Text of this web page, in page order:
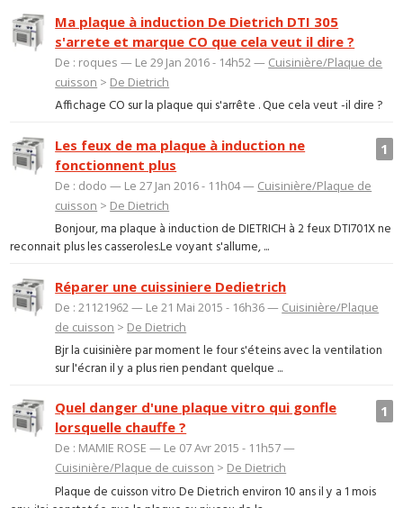
Ma plaque à induction De Dietrich DTI 305
s'arrete et marque CO que cela veut il dire ?
De : roques — Le 29 Jan 2016 - 14h52 — Cuisinière/Plaque de
cuisson > De Dietrich
Affichage CO sur la plaque qui s'arrête . Que cela veut -il dire ?
1
Les feux de ma plaque à induction ne
fonctionnent plus
De : dodo — Le 27 Jan 2016 - 11h04 — Cuisinière/Plaque de
cuisson > De Dietrich
Bonjour, ma plaque à induction de DIETRICH à 2 feux DTI701X ne
reconnait plus les casseroles.Le voyant s'allume, ...
Réparer une cuissiniere Dedietrich
De : 21121962 — Le 21 Mai 2015 - 16h36 — Cuisinière/Plaque
de cuisson > De Dietrich
Bjr la cuisinière par moment le four s'éteins avec la ventilation
sur l'écran il y a plus rien pendant quelque ...
1
Quel danger d'une plaque vitro qui gonfle
lorsquelle chauffe ?
De : MAMIE ROSE — Le 07 Avr 2015 - 11h57 —
Cuisinière/Plaque de cuisson > De Dietrich
Plaque de cuisson vitro De Dietrich environ 10 ans il y a 1 mois